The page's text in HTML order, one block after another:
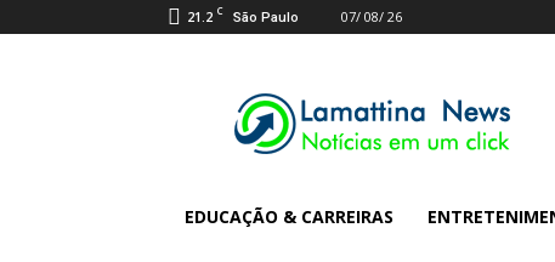
21.2 C São Paulo 07/ 08/ 26
Digital
News
EDUCAÇÃO & CARREIRAS